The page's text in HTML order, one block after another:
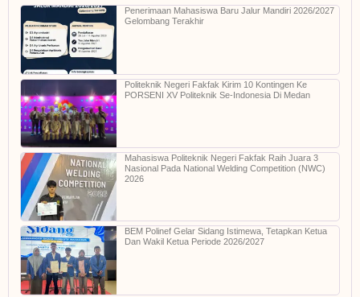
Penerimaan Mahasiswa Baru Jalur Mandiri 2026/2027
Gelombang Terakhir
Politeknik Negeri Fakfak Kirim 10 Kontingen Ke
PORSENI XV Politeknik Se-Indonesia Di Medan
Mahasiswa Politeknik Negeri Fakfak Raih Juara 3
Nasional Pada National Welding Competition (NWC)
2026
BEM Polinef Gelar Sidang Istimewa, Tetapkan Ketua
Dan Wakil Ketua Periode 2026/2027